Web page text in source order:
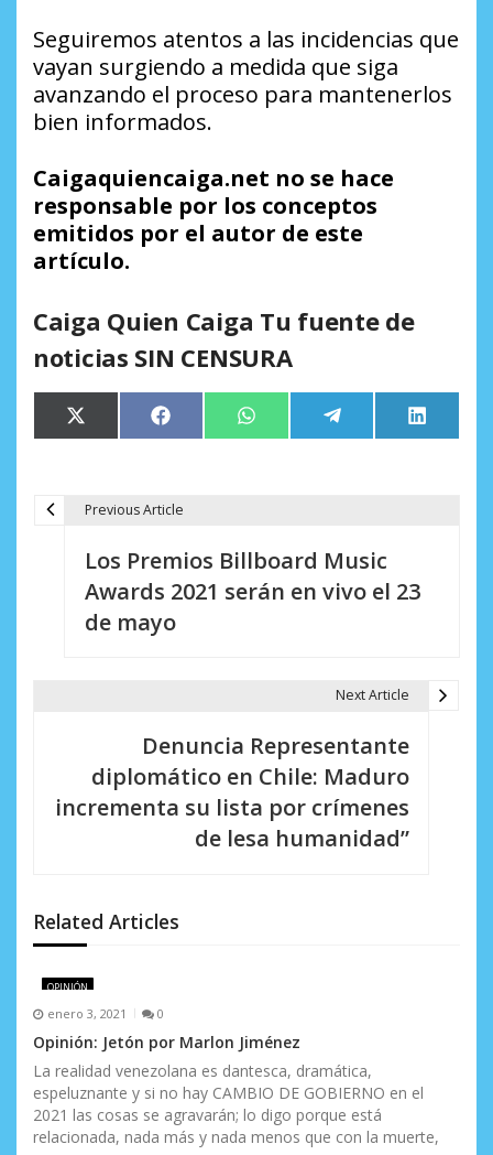
Seguiremos atentos a las incidencias que
vayan surgiendo a medida que siga
avanzando el proceso para mantenerlos
bien informados.
Caigaquiencaiga.net no se hace
responsable por los conceptos
emitidos por el autor de este
artículo.
Caiga Quien Caiga Tu fuente de
noticias SIN CENSURA
Compartir
en
X
(Twitter)
Compartir
en
Facebook Compartir
en
WhatsApp Compartir
en
Telegram
en
LinkedIn
d
e
n
t
r
Previous Article
Los Premios Billboard Music
Awards 2021 serán en vivo el 23
de mayo
Next Article
Denuncia Representante
diplomático en Chile: Maduro
incrementa su lista por crímenes
de lesa humanidad”
Related Articles
OPINIÓN
enero 3, 2021 0
Opinión: Jetón por Marlon Jiménez
La realidad venezolana es dantesca, dramática,
espeluznante y si no hay CAMBIO DE GOBIERNO en el
2021 las cosas se agravarán; lo digo porque está
relacionada, nada más y nada menos que con la muerte,